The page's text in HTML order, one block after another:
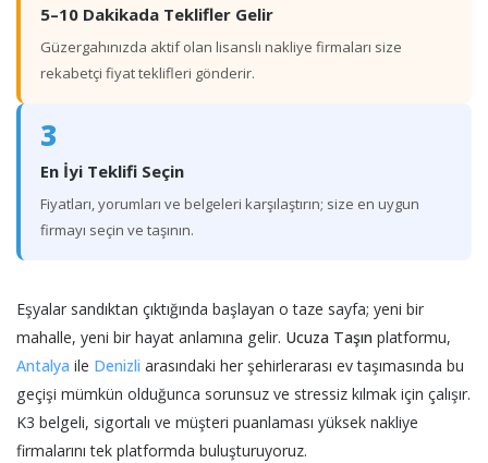
5–10 Dakikada Teklifler Gelir
Güzergahınızda aktif olan lisanslı nakliye firmaları size
rekabetçi fiyat teklifleri gönderir.
3
En İyi Teklifi Seçin
Fiyatları, yorumları ve belgeleri karşılaştırın; size en uygun
firmayı seçin ve taşının.
Eşyalar sandıktan çıktığında başlayan o taze sayfa; yeni bir
mahalle, yeni bir hayat anlamına gelir. Ucuza Taşın platformu,
Antalya ile Denizli arasındaki her şehirlerarası ev taşımasında bu
geçişi mümkün olduğunca sorunsuz ve stressiz kılmak için çalışır.
K3 belgeli, sigortalı ve müşteri puanlaması yüksek nakliye
firmalarını tek platformda buluşturuyoruz.